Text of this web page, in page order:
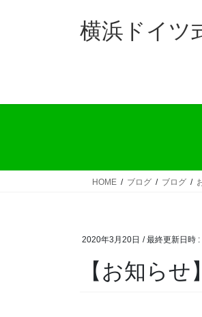
ス
ン
横浜ドイツ
HOME ブログ ブログ
2020年3月20日 / 最終更新日時 :
【お知ら